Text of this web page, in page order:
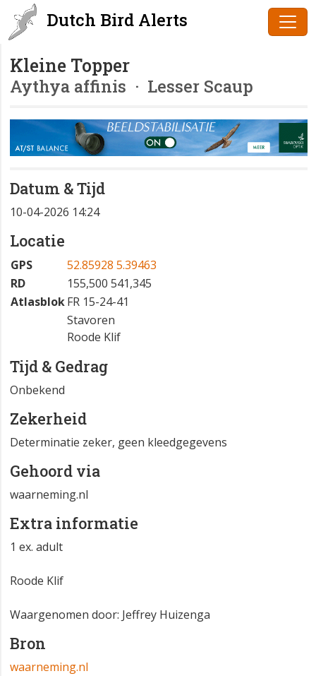
Dutch Bird Alerts
Kleine Topper
Aythya affinis · Lesser Scaup
Datum & Tijd
10-04-2026 14:24
Locatie
GPS
52.85928 5.39463
RD
155,500 541,345
AtlasblokFR 15-24-41
Stavoren
Roode Klif
Tijd & Gedrag
Onbekend
Zekerheid
Determinatie zeker, geen kleedgegevens
Gehoord via
waarneming.nl
Extra informatie
1 ex. adult
Roode Klif
Waargenomen door: Jeffrey Huizenga
Bron
waarneming.nl